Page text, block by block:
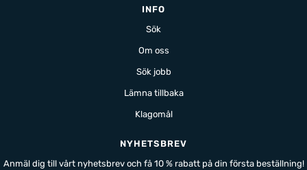
INFO
Sök
Om oss
Sök jobb
Lämna tillbaka
Klagomål
NYHETSBREV
Anmäl dig till vårt nyhetsbrev och få 10 % rabatt på din första beställning!